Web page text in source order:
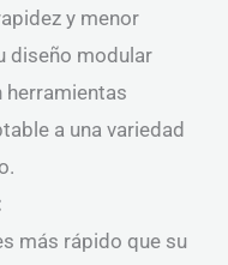
y menor
diseño modular
a una variedad
más rápido que su